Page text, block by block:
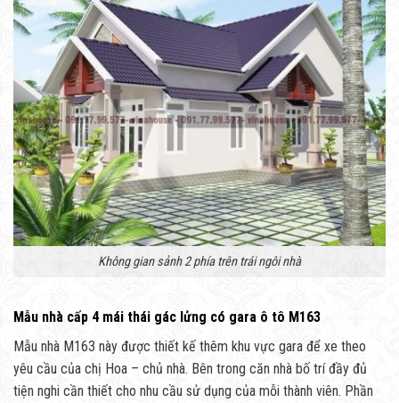
Không gian sảnh 2 phía trên trái ngôi nhà
Mẫu nhà cấp 4 mái thái gác lửng có gara ô tô M163
Mẫu nhà M163 này được thiết kế thêm khu vực gara để xe theo
yêu cầu của chị Hoa – chủ nhà. Bên trong căn nhà bố trí đầy đủ
tiện nghi cần thiết cho nhu cầu sử dụng của mỗi thành viên. Phần